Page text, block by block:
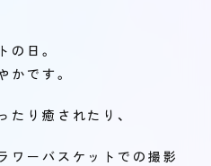
日。
かです。
たり癒されたり、
ワーバスケットでの撮影